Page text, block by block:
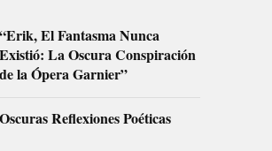
“Erik, El Fantasma Nunca
Existió: La Oscura Conspiración
de la Ópera Garnier”
Oscuras Reflexiones Poéticas